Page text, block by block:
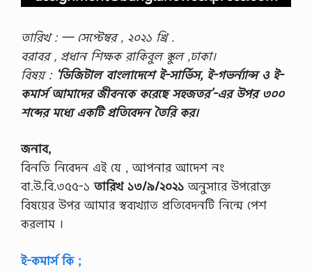
তারিখ : — সেপ্টেম্বর , ২০২১ খ্রি .
বরাবর , প্রধান শিক্ষক রাকিবুল স্কুল ,ঢাকা।
বিষয় : ‘ডিজিটাল বাংলাদেশে ই-সার্ভিস, ই-গভর্ন্যান্স ও ই-
কমার্স আমাদের জীবনকে করেছে সহজতর’-এর উপর ৩০০
শব্দের মধ্যে একটি প্রতিবেদন তৈরি কর।
জনাব,
বিনতি নিবেদন এই যে , আপনার আদেশ নং
বা.উ.বি.৩৫৫-১তারিখ ১৩/৯/২০২১অনুসারে উপরােক্ত
বিষয়ের উপর আমার স্বব্যখ্যাত প্রতিবেদনটি নিন্মে পেশ
করলাম ।
ই-কমার্স কি ;